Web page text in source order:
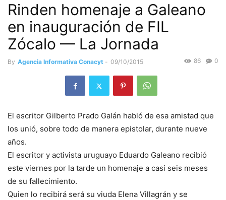
Rinden homenaje a Galeano
en inauguración de FIL
Zócalo — La Jornada
By Agencia Informativa Conacyt - 09/10/2015 0
86
El escritor Gilberto Prado Galán habló de esa amistad que
los unió, sobre todo de manera epistolar, durante nueve
años.
El escritor y activista uruguayo Eduardo Galeano recibió
este viernes por la tarde un homenaje a casi seis meses
de su fallecimiento.
Quien lo recibirá será su viuda Elena Villagrán y se